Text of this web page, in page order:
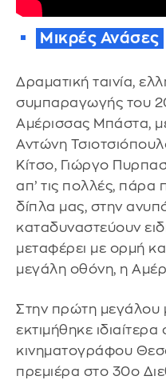
Μικρές Ανάσες
Δραματική ταινία,
συμπαραγωγής του
Αμέρισσας Μπάστα,
Αντώνη
Κίτσο, Γιώργο
απ’ τις πολλές, πάρα
δίπλα μας, στην
καταδυναστεύουν
μεταφέρει με ορμή
μεγάλη οθόνη, η
Στην πρώτη μεγάλου
εκτιμήθηκε
κινηματογράφου
πρεμιέρα στο 30ο